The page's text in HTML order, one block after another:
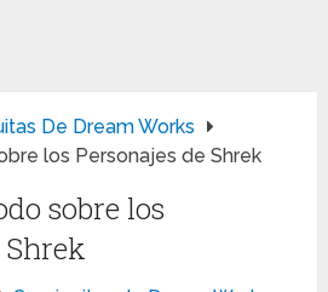
De Dream Works
los Personajes de Shrek
sobre los
Shrek